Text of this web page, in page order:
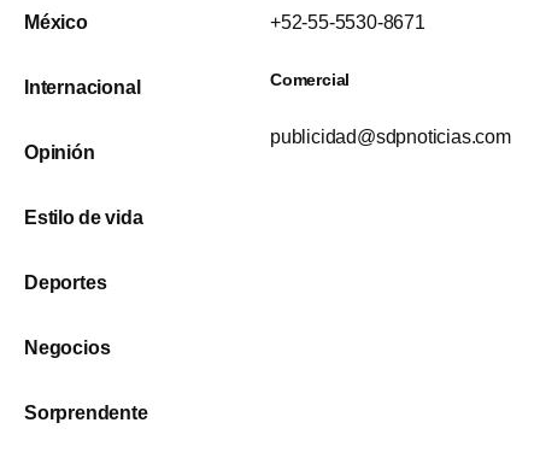
México
Internacional
Opinión
Estilo de vida
Deportes
Negocios
Sorprendente
+52-55-5530-8671
Comercial
publicidad@sdpnoticias.com